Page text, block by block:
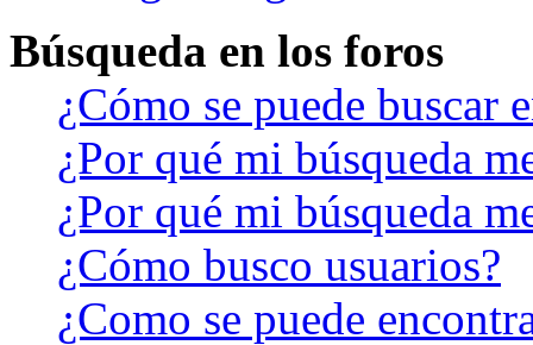
Búsqueda en los foros
¿Cómo se puede buscar
¿Por qué mi búsqueda
¿Por qué mi búsqueda
¿Cómo busco usuarios?
¿Como se puede